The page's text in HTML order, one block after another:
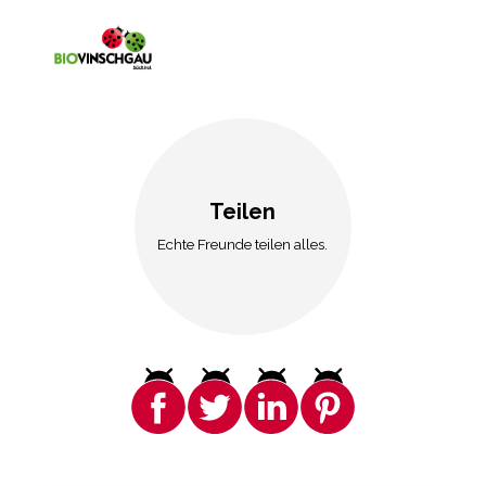
Teilen
Echte Freunde teilen alles.